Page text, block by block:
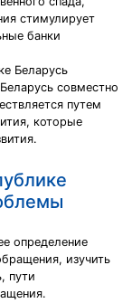
стимулирует
банки
Беларусь
совместно
путем
которые
определение
изучить
пути